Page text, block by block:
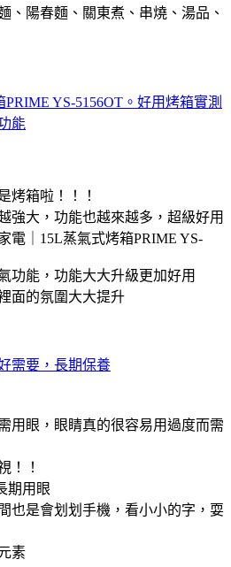
、陽春麵、關東煮、串燒、湯品、
YS-5156OT。好用烤箱實測
能
烤箱啦！！！
強大，功能也越來越多，超級好用
電｜15L蒸氣式烤箱PRIME YS-
功能，功能大大升級更加好用
面的氛圍大大提升
需要，長期保養
用眼，眼睛真的很容易用過度而需
！！
期用眼
也是會划划手機，看小小的字，耍
素